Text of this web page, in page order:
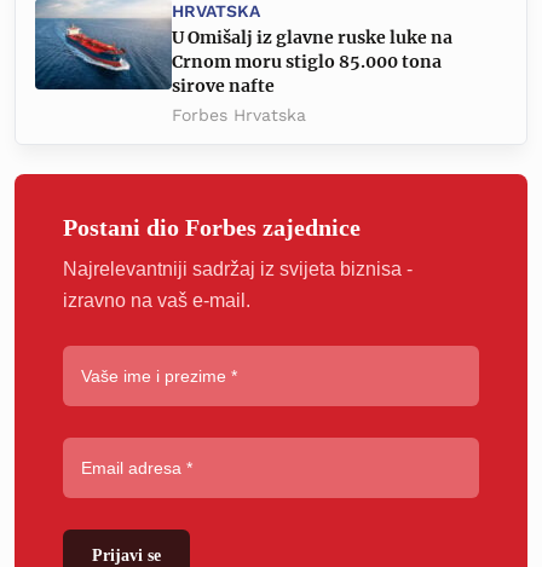
HRVATSKA
U Omišalj iz glavne ruske luke na
Crnom moru stiglo 85.000 tona
sirove nafte
Forbes Hrvatska
Postani dio Forbes zajednice
Najrelevantniji sadržaj iz svijeta biznisa -
izravno na vaš e-mail.
Prijavi se